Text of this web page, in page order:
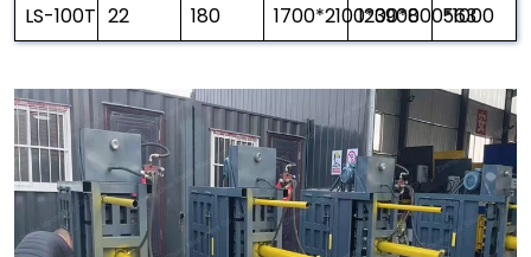
LS-100T 22 180 1700*2100*39001200*800*1000
563